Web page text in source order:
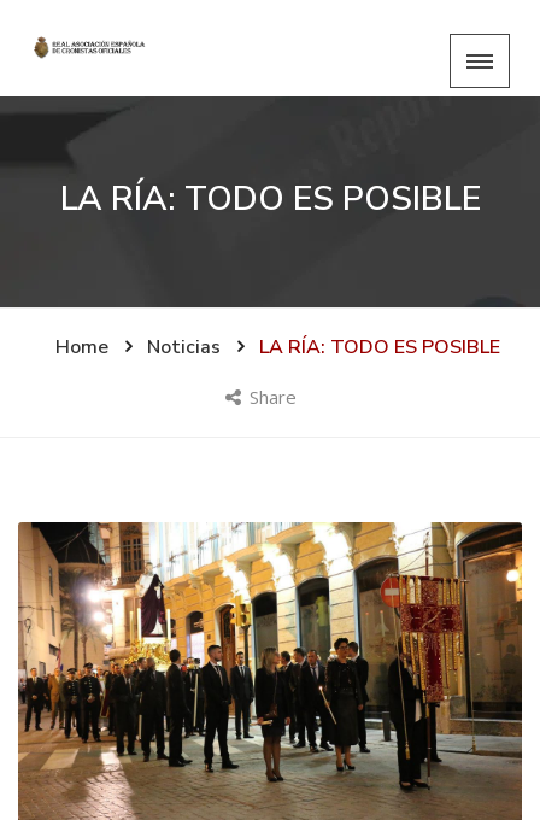
LA RÍA: TODO ES POSIBLE
Home Noticias LA RÍA: TODO ES POSIBLE
Share